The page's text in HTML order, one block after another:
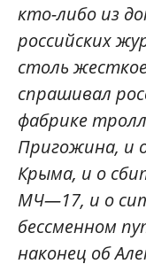
кто-либо из
российских
столь
спрашивал
фабрике
Пригожина, и
Крыма, и о
МЧ—17, и о
бессменном
наконец об